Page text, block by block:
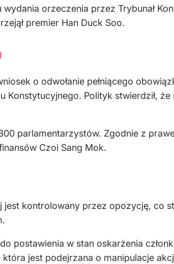
orzeczenia przez Trybunał
premier Han Duck Soo.
o odwołanie pełniącego
Konstytucyjnego. Polityk stwierdził, że
parlamentarzystów. Zgodnie z
Czoi Sang Mok.
jest kontrolowany przez opozycję, co
postawienia w stan oskarżenia
jest podejrzana o manipulacje